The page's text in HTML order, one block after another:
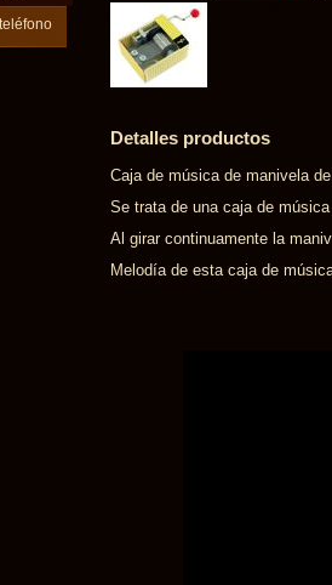
Detalles productos
Caja de música de manivela
Se trata de una caja de
Al girar continuamente la
Melodía de esta caja de